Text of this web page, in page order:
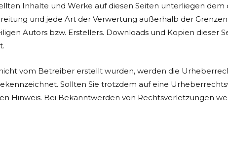
Inhalte und Werke auf diesen Seiten unterliegen
und jede Art der Verwertung außerhalb der
Autors bzw. Erstellers. Downloads und Kopien dieser
vom Betreiber erstellt wurden, werden die
Sollten Sie trotzdem auf eine
Hinweis. Bei Bekanntwerden von Rechtsverletzungen